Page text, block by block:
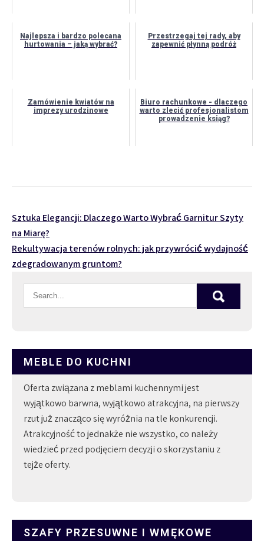
Najlepsza i bardzo polecana
hurtowania – jaką wybrać?
Przestrzegaj tej rady, aby
zapewnić płynną podróż
Zamówienie kwiatów na
imprezy urodzinowe
Biuro rachunkowe - dlaczego
warto zlecić profesjonalistom
prowadzenie ksiąg?
Nawigacja
wpisu
Sztuka Elegancji: Dlaczego Warto Wybrać Garnitur Szyty
na Miarę?
Rekultywacja terenów rolnych: jak przywrócić wydajność
zdegradowanym gruntom?
MEBLE DO KUCHNI
Oferta związana z meblami kuchennymi jest
wyjątkowo barwna, wyjątkowo atrakcyjna, na pierwszy
rzut już znacząco się wyróżnia na tle konkurencji.
Atrakcyjność to jednakże nie wszystko, co należy
wiedzieć przed podjęciem decyzji o skorzystaniu z
tejże oferty.
SZAFY PRZESUWNE I WMĘKOWE